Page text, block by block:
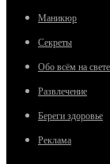
Маникюр
Секреты
Обо всём на свете
Развлечение
Береги здоровье
Реклама